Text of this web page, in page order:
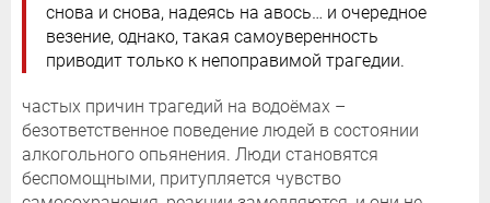
снова и снова, надеясь на авось… и очередное
везение, однако, такая самоуверенность
приводит только к непоправимой трагедии.
частых причин трагедий на водоёмах –
безответственное поведение людей в состоянии
алкогольного опьянения. Люди становятся
беспомощными, притупляется чувство